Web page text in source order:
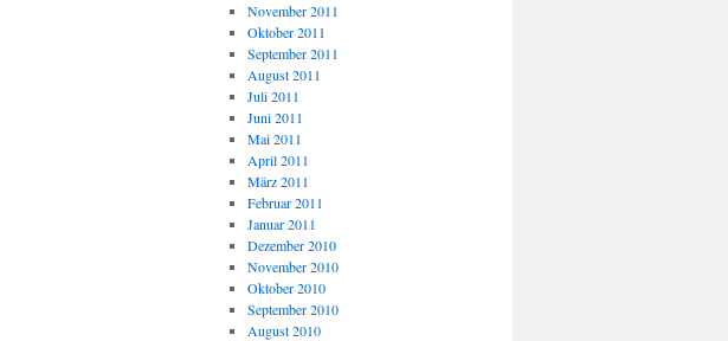
November 2011
Oktober 2011
September 2011
August 2011
Juli 2011
Juni 2011
Mai 2011
April 2011
März 2011
Februar 2011
Januar 2011
Dezember 2010
November 2010
Oktober 2010
September 2010
August 2010